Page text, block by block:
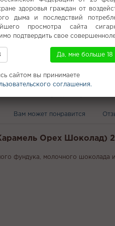
Фасовка
Все характеристики
Популярное
Табак для кальяна с
Кальяны с доставкой
Дымный табак для кальяна
Вам может понравится
Орех Шоколад)
фундука, молочного шоколада
здоровья граждан от
дыма и последствий
просмотра сайта
подтвердить свое
Да, мне больше 18
сайтом вы принимаете
соглашения.